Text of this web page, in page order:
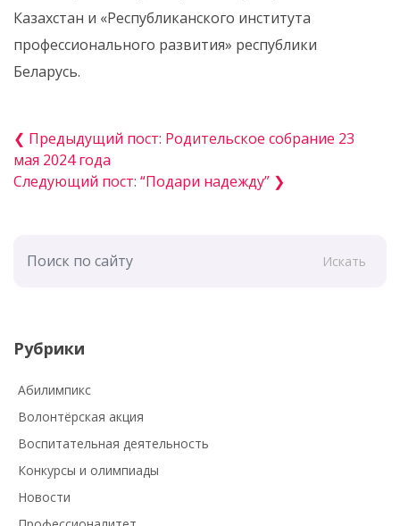
Казахстан и «Республиканского института
профессионального развития» республики
Беларусь.
❮ Предыдущий пост: Родительское собрание 23
мая 2024 года
Следующий пост: “Подари надежду” ❯
Искать
Рубрики
Абилимпикс
Волонтёрская акция
Воспитательная деятельность
Конкурсы и олимпиады
Новости